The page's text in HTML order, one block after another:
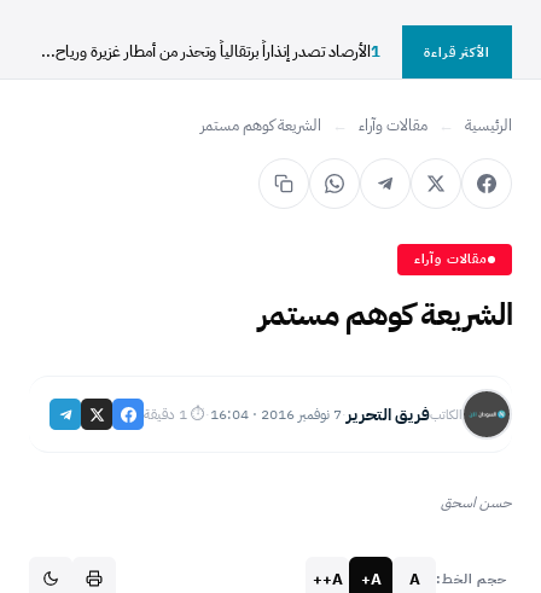
الأكثر قراءة 1الأرصاد تصدر إنذاراً برتقالياً وتحذر من أمطار غزيرة ورياح...
الرئيسية ← مقالات وآراء ← الشريعة كوهم مستمر
مقالات وآراء
الشريعة كوهم مستمر
الكاتبفريق التحرير·7 نوفمبر 2016 · 16:04 ·⏱ 1 دقيقة
حسن اسحق
حجم الخط: A
A+
A++